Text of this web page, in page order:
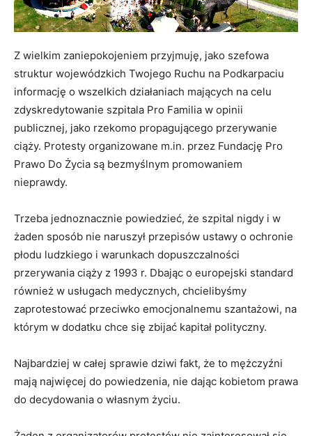
Z wielkim zaniepokojeniem przyjmuję, jako szefowa
struktur wojewódzkich Twojego Ruchu na Podkarpaciu
informację o wszelkich działaniach mających na celu
zdyskredytowanie szpitala Pro Familia w opinii
publicznej, jako rzekomo propagującego przerywanie
ciąży. Protesty organizowane m.in. przez Fundację Pro
Prawo Do Życia są bezmyślnym promowaniem
nieprawdy.
Trzeba jednoznacznie powiedzieć, że szpital nigdy i w
żaden sposób nie naruszył przepisów ustawy o ochronie
płodu ludzkiego i warunkach dopuszczalności
przerywania ciąży z 1993 r. Dbając o europejski standard
również w usługach medycznych, chcielibyśmy
zaprotestować przeciwko emocjonalnemu szantażowi, na
którym w dodatku chce się zbijać kapitał polityczny.
Najbardziej w całej sprawie dziwi fakt, że to mężczyźni
mają najwięcej do powiedzenia, nie dając kobietom prawa
do decydowania o własnym życiu.